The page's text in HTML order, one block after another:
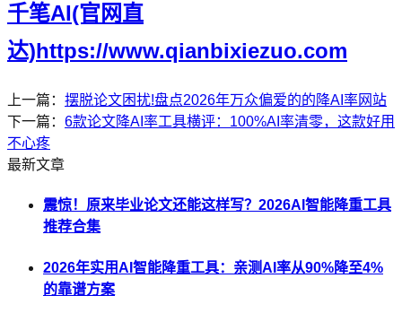
千笔AI(官网直
达)https://www.qianbixiezuo.com
上一篇： 摆脱论文困扰!盘点2026年万众偏爱的的降AI率网站
下一篇： 6款论文降AI率工具横评：100%AI率清零，这款好用
不心疼
最新文章
震惊！原来毕业论文还能这样写？2026AI智能降重工具
推荐合集
2026年实用AI智能降重工具：亲测AI率从90%降至4%
的靠谱方案